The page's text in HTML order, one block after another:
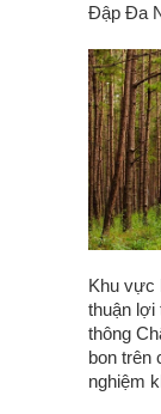
Đập Đa
Khu vực
thuận lợi
thông
bon trên
nghiệm